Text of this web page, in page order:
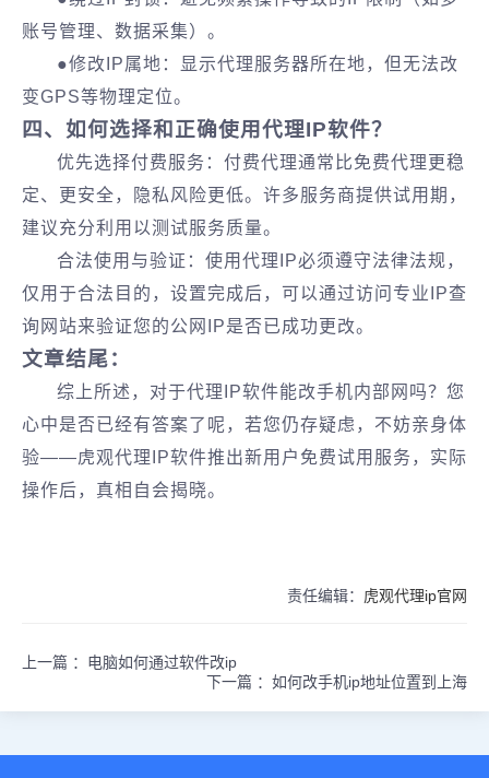
账号管理、数据采集）。
●‌修改IP属地‌：显示代理服务器所在地，但无法改
变GPS等物理定位。
四、如何选择和正确使用代理IP软件？
优先选择付费服务‌：付费代理通常比免费代理更稳
定、更安全，隐私风险更低‌。许多服务商提供试用期，
建议充分利用以测试服务质量‌。
合法使用与验证：使用代理IP必须遵守法律法规，
仅用于合法目的，设置完成后，可以通过访问专业IP查
询网站来验证您的公网IP是否已成功更改‌。
文章结尾：
综上所述，对于代理IP软件能改手机内部网吗？您
心中是否已经有答案了呢，若您仍存疑虑，不妨亲身体
验——虎观代理IP软件推出新用户免费试用服务，实际
操作后，真相自会揭晓。
责任编辑： 虎观代理ip官网
上一篇 ： 电脑如何通过软件改ip
下一篇 ： 如何改手机ip地址位置到上海